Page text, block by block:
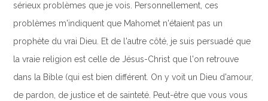
sérieux problèmes que je vois. Personnellement, ces
problèmes m'indiquent que Mahomet n'étaient pas un
prophète du vrai Dieu. Et de l'autre côté, je suis persuadé que
la vraie religion est celle de Jésus-Christ que l'on retrouve
dans la Bible (qui est bien différent. On y voit un Dieu d'amour,
de pardon, de justice et de sainteté. Peut-être que vous vous